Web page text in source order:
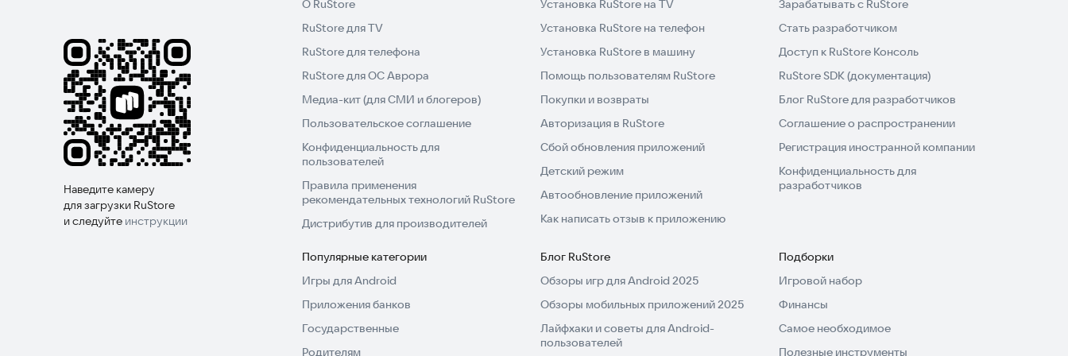
Наведите камеру
для загрузки RuStore
и следуйте инструкции
О RuStore
RuStore для TV
RuStore для телефона
RuStore для ОС Аврора
Медиа-кит (для СМИ и блогеров)
Пользовательское соглашение
Конфиденциальность для
пользователей
Правила применения
рекомендательных технологий RuStore
Дистрибутив для производителей
Установка RuStore на TV
Установка RuStore на телефон
Установка RuStore в машину
Помощь пользователям RuStore
Покупки и возвраты
Авторизация в RuStore
Сбой обновления приложений
Детский режим
Автообновление приложений
Как написать отзыв к приложению
Зарабатывать с RuStore
Стать разработчиком
Доступ к RuStore Консоль
RuStore SDK (документация)
Блог RuStore для разработчиков
Соглашение о распространении
Регистрация иностранной компании
Конфиденциальность для
разработчиков
Популярные категории
Игры для Android
Приложения банков
Государственные
Родителям
Блог RuStore
Обзоры игр для Android 2025
Обзоры мобильных приложений 2025
Лайфхаки и советы для Android-
пользователей
Подборки
Игровой набор
Финансы
Самое необходимое
Полезные инструменты